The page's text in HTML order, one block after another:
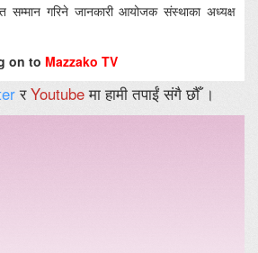
सम्मान गरिने जानकारी आयोजक संस्थाका अध्यक्ष
on to Mazzako TV
रYoutubeमा हामी तपाईं संगै छौँ ।